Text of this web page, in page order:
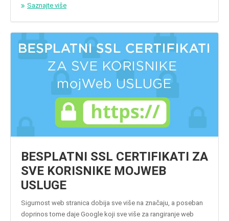
Saznajte više
BESPLATNI SSL CERTIFIKATI ZA
SVE KORISNIKE MOJWEB
USLUGE
Sigurnost web stranica dobija sve više na značaju, a poseban
doprinos tome daje Google koji sve više za rangiranje web